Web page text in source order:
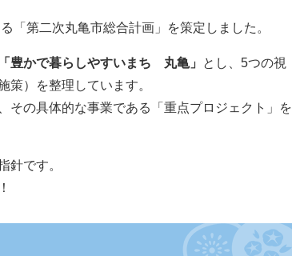
「第二次丸亀市総合計画」を策定しました。
「豊かで暮らしやすいまち 丸亀」
とし、5つの視
策）を整理しています。
その具体的な事業である「重点プロジェクト」を
針です。